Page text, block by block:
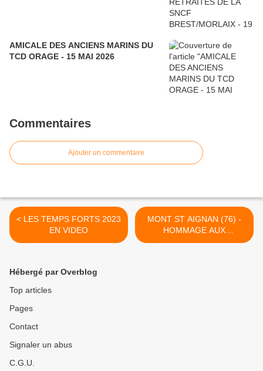
AMICALE DES ANCIENS MARINS DU
TCD ORAGE - 15 MAI 2026
Commentaires
Ajouter un commentaire
< LES TEMPS FORTS 2023
EN VIDEO
MONT ST AIGNAN (76) -
HOMMAGE AUX
GENDARMES DECEDES
Hébergé par Overblog
Top articles
Pages
Contact
Signaler un abus
C.G.U.